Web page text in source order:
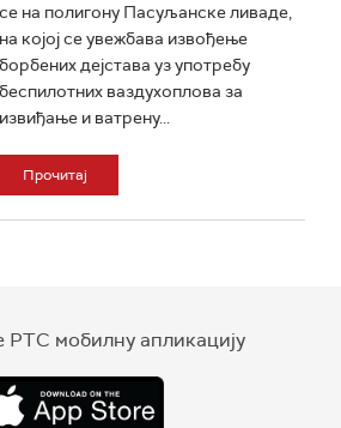
се на полигону Пасуљанске ливаде,
на којој се увежбава извођење
борбених дејстава уз употребу
беспилотних ваздухоплова за
извиђање и ватрену...
Прочитај
РТС мобилну апликацију